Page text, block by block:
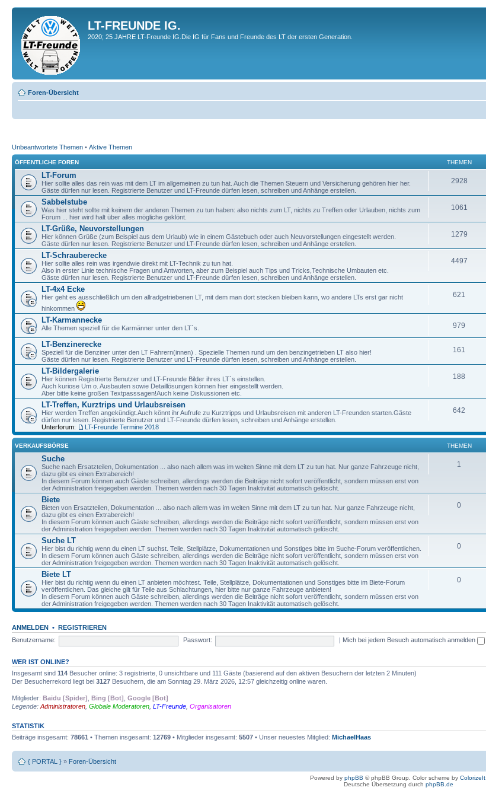
LT-FREUNDE IG.
2020; 25 JAHRE LT-Freunde IG.Die IG für Fans und Freunde des LT der ersten Generation.
Foren-Übersicht
Unbeantwortete Themen • Aktive Themen
ÖFFENTLICHE FOREN THEMEN
LT-Forum
Hier sollte alles das rein was mit dem LT im allgemeinen zu tun hat. Auch die Themen Steuern und Versicherung gehören hier her.
Gäste dürfen nur lesen. Registrierte Benutzer und LT-Freunde dürfen lesen, schreiben und Anhänge erstellen.
2928
Sabbelstube
Was hier steht sollte mit keinem der anderen Themen zu tun haben: also nichts zum LT, nichts zu Treffen oder Urlauben, nichts zum
Forum ... hier wird halt über alles mögliche geklönt.
1061
LT-Grüße, Neuvorstellungen
Hier können Grüße (zum Beispiel aus dem Urlaub) wie in einem Gästebuch oder auch Neuvorstellungen eingestellt werden.
Gäste dürfen nur lesen. Registrierte Benutzer und LT-Freunde dürfen lesen, schreiben und Anhänge erstellen.
1279
LT-Schrauberecke
Hier sollte alles rein was irgendwie direkt mit LT-Technik zu tun hat.
Also in erster Linie technische Fragen und Antworten, aber zum Beispiel auch Tips und Tricks,Technische Umbauten etc.
Gäste dürfen nur lesen. Registrierte Benutzer und LT-Freunde dürfen lesen, schreiben und Anhänge erstellen.
4497
LT-4x4 Ecke
Hier geht es ausschließlich um den allradgetriebenen LT, mit dem man dort stecken bleiben kann, wo andere LTs erst gar nicht
hinkommen
621
LT-Karmannecke
Alle Themen speziell für die Karmänner unter den LT´s. 979
LT-Benzinerecke
Speziell für die Benziner unter den LT Fahrern(innen) . Spezielle Themen rund um den benzingetrieben LT also hier!
Gäste dürfen nur lesen. Registrierte Benutzer und LT-Freunde dürfen lesen, schreiben und Anhänge erstellen.
161
LT-Bildergalerie
Hier können Registrierte Benutzer und LT-Freunde Bilder ihres LT`s einstellen.
Auch kuriose Um o. Ausbauten sowie Detaillösungen können hier eingestellt werden.
Aber bitte keine großen Textpasssagen!Auch keine Diskussionen etc.
188
LT-Treffen, Kurztrips und Urlaubsreisen
Hier werden Treffen angekündigt.Auch könnt ihr Aufrufe zu Kurztripps und Urlaubsreisen mit anderen LT-Freunden starten.Gäste
dürfen nur lesen. Registrierte Benutzer und LT-Freunde dürfen lesen, schreiben und Anhänge erstellen.
Unterforum:
LT-Freunde Termine 2018
642
VERKAUFSBÖRSE THEMEN
Suche
Suche nach Ersatzteilen, Dokumentation ... also nach allem was im weiten Sinne mit dem LT zu tun hat. Nur ganze Fahrzeuge nicht,
dazu gibt es einen Extrabereich!
In diesem Forum können auch Gäste schreiben, allerdings werden die Beiträge nicht sofort veröffentlicht, sondern müssen erst von
der Administration freigegeben werden. Themen werden nach 30 Tagen Inaktivität automatisch gelöscht.
1
Biete
Bieten von Ersatzteilen, Dokumentation ... also nach allem was im weiten Sinne mit dem LT zu tun hat. Nur ganze Fahrzeuge nicht,
dazu gibt es einen Extrabereich!
In diesem Forum können auch Gäste schreiben, allerdings werden die Beiträge nicht sofort veröffentlicht, sondern müssen erst von
der Administration freigegeben werden. Themen werden nach 30 Tagen Inaktivität automatisch gelöscht.
0
Suche LT
Hier bist du richtig wenn du einen LT suchst. Teile, Stellplätze, Dokumentationen und Sonstiges bitte im Suche-Forum veröffentlichen.
In diesem Forum können auch Gäste schreiben, allerdings werden die Beiträge nicht sofort veröffentlicht, sondern müssen erst von
der Administration freigegeben werden. Themen werden nach 30 Tagen Inaktivität automatisch gelöscht.
0
Biete LT
Hier bist du richtig wenn du einen LT anbieten möchtest. Teile, Stellplätze, Dokumentationen und Sonstiges bitte im Biete-Forum
veröffentlichen. Das gleiche gilt für Teile aus Schlachtungen, hier bitte nur ganze Fahrzeuge anbieten!
In diesem Forum können auch Gäste schreiben, allerdings werden die Beiträge nicht sofort veröffentlicht, sondern müssen erst von
der Administration freigegeben werden. Themen werden nach 30 Tagen Inaktivität automatisch gelöscht.
0
ANMELDEN • REGISTRIEREN
Benutzername:
Passwort: Mich bei jedem Besuch automatisch anmelden
WER IST ONLINE?
Insgesamt sind 114 Besucher online: 3 registrierte, 0 unsichtbare und 111 Gäste (basierend auf den aktiven Besuchern der letzten 2 Minuten)
Der Besucherrekord liegt bei 3127 Besuchern, die am Sonntag 29. März 2026, 12:57 gleichzeitig online waren.
Mitglieder: Baidu [Spider] Bing [Bot] Google [Bot]
Legende: Administratoren Globale Moderatoren LT-Freunde Organisatoren
STATISTIK
Beiträge insgesamt: 78661 • Themen insgesamt: 12769 • Mitglieder insgesamt: 5507 • Unser neuestes Mitglied: MichaelHaas
{ PORTAL } » Foren-Übersicht
Powered by phpBB © phpBB Group. Color scheme by ColorizeIt.
Deutsche Übersetzung durch phpBB.de